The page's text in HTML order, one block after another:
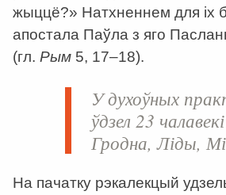
жыццё?» Натхненнем для іх
апостала Паўла з яго
(гл. Рым 5, 17–18).
У духоўных
ўдзел 23
Гродна, Ліды,
На пачатку рэкалекцый